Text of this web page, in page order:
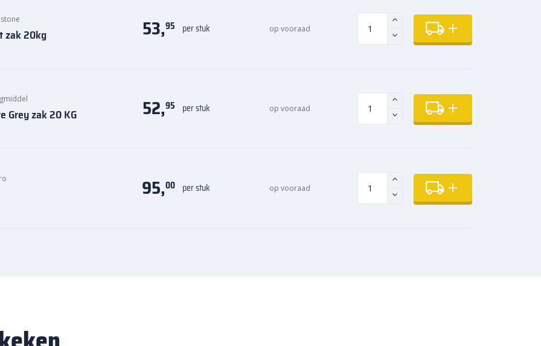
zak 20kg 53,95 per stuk op vooraad
Grey zak 20 KG 52,95 per stuk op vooraad
95,00 per stuk op vooraad